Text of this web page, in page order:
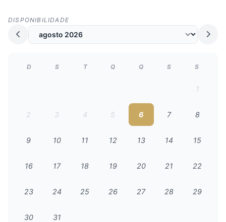
DISPONIBILIDADE
D S T Q Q S S
1
2 3 4 5 6 7 8
9 10 11 12 13 14 15
16 17 18 19 20 21 22
23 24 25 26 27 28 29
30 31